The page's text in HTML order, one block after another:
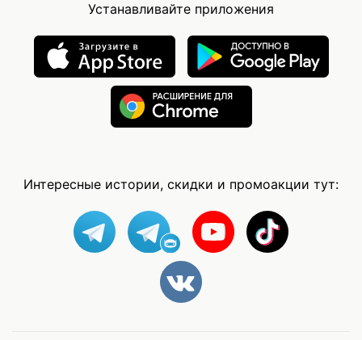
Устанавливайте приложения
Интересные истории, скидки и промоакции тут: